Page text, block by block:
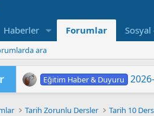
Haberler Forumlar
ara
Eğitim Haber & Duyuru
Eğitim Haber & Duyuru
Eğitim Haber & Duyuru LGS
TÜRKİYE YÜZYILI
Eğitim Haber & Duyuru
2026 Yükseköğretim
Eğitim Haber & Duyuru
Eğitim Haber & Duyuru
2026 HAZİRAN DÖNEMİ
Tarih Zorunlu Dersler Tarih 10